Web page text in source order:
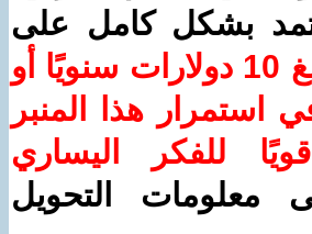
بشكل كامل على
ساهم/ي معنا! بدعمكم بمبلغ 10 دولارات سنويًا أو
استمرار هذا المنبر
للفكر اليساري
معلومات التحويل